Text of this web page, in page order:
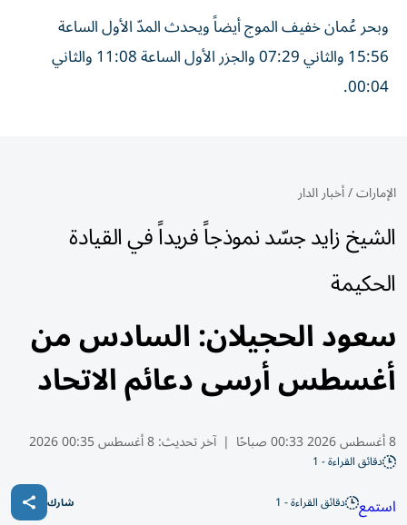
وبحر عُمان خفيف الموج أيضاً ويحدث المدّ الأول الساعة
15:56 والثاني 07:29 والجزر الأول الساعة 11:08 والثاني
00:04.
الإمارات/أخبار الدار
الشيخ زايد جسّد نموذجاً فريداً في القيادة
الحكيمة
سعود الحجيلان: السادس من
أغسطس أرسى دعائم الاتحاد
8 أغسطس 2026 00:33 صباحًا | آخر تحديث:8 أغسطس 00:35 2026
دقائق القراءة - 1
استمع دقائق القراءة - 1 شارك